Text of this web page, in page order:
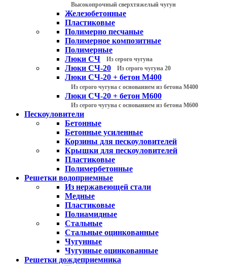
Высокопрочный сверхтяжелый чугун
Железобетонные
Пластиковые
Полимерно песчаные
Полимерное композитные
Полимерные
Люки СЧ
Из серого чугуна
Люки СЧ-20 Из серого чугуна 20
Люки СЧ-20 + бетон М400
Из серого чугуна с основанием из бетона М400
Люки СЧ-20 + бетон М600
Из серого чугуна с основанием из бетона М600
Пескоуловители
Бетонные
Бетонные усиленные
Корзины для пескоуловителей
Крышки для пескоуловителей
Пластиковые
Полимербетонные
Решетки водоприемные
Из нержавеющей стали
Медные
Пластиковые
Полиамидные
Стальные
Стальные оцинкованные
Чугунные
Чугунные оцинкованные
Решетки дождеприемника